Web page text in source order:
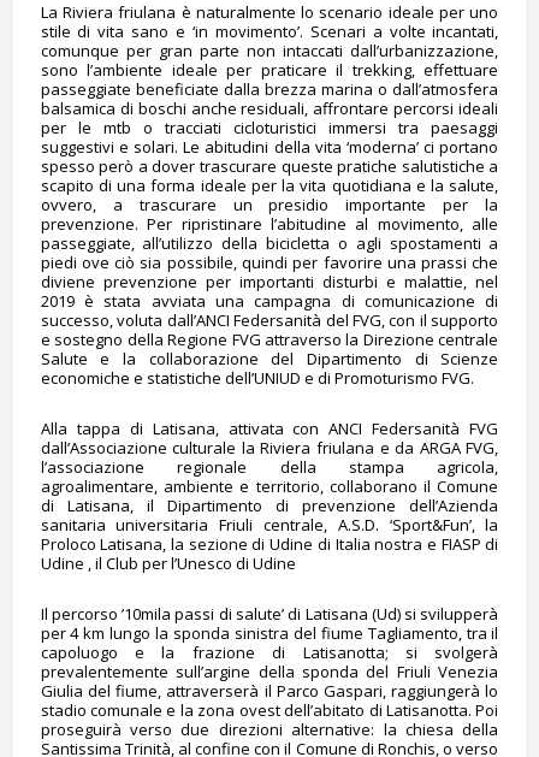
La Riviera friulana è naturalmente lo scenario ideale per uno
stile di vita sano e ‘in movimento’. Scenari a volte incantati,
comunque per gran parte non intaccati dall’urbanizzazione,
sono l’ambiente ideale per praticare il trekking, effettuare
passeggiate beneficiate dalla brezza marina o dall’atmosfera
balsamica di boschi anche residuali, affrontare percorsi ideali
per le mtb o tracciati cicloturistici immersi tra paesaggi
suggestivi e solari. Le abitudini della vita ‘moderna’ ci portano
spesso però a dover trascurare queste pratiche salutistiche a
scapito di una forma ideale per la vita quotidiana e la salute,
ovvero, a trascurare un presidio importante per la
prevenzione. Per ripristinare l’abitudine al movimento, alle
passeggiate, all’utilizzo della bicicletta o agli spostamenti a
piedi ove ciò sia possibile, quindi per favorire una prassi che
diviene prevenzione per importanti disturbi e malattie, nel
2019 è stata avviata una campagna di comunicazione di
successo, voluta dall’ANCI Federsanità del FVG, con il supporto
e sostegno della Regione FVG attraverso la Direzione centrale
Salute e la collaborazione del Dipartimento di Scienze
economiche e statistiche dell’UNIUD e di Promoturismo FVG.
Alla tappa di Latisana, attivata con ANCI Federsanità FVG
dall’Associazione culturale la Riviera friulana e da ARGA FVG,
l’associazione regionale della stampa agricola,
agroalimentare, ambiente e territorio, collaborano il Comune
di Latisana, il Dipartimento di prevenzione dell’Azienda
sanitaria universitaria Friuli centrale, A.S.D. ‘Sport&Fun’, la
Proloco Latisana, la sezione di Udine di Italia nostra e FIASP di
Udine , il Club per l’Unesco di Udine
Il percorso ’10mila passi di salute’ di Latisana (Ud) si svilupperà
per 4 km lungo la sponda sinistra del fiume Tagliamento, tra il
capoluogo e la frazione di Latisanotta; si svolgerà
prevalentemente sull’argine della sponda del Friuli Venezia
Giulia del fiume, attraverserà il Parco Gaspari, raggiungerà lo
stadio comunale e la zona ovest dell’abitato di Latisanotta. Poi
proseguirà verso due direzioni alternative: la chiesa della
Santissima Trinità, al confine con il Comune di Ronchis, o verso